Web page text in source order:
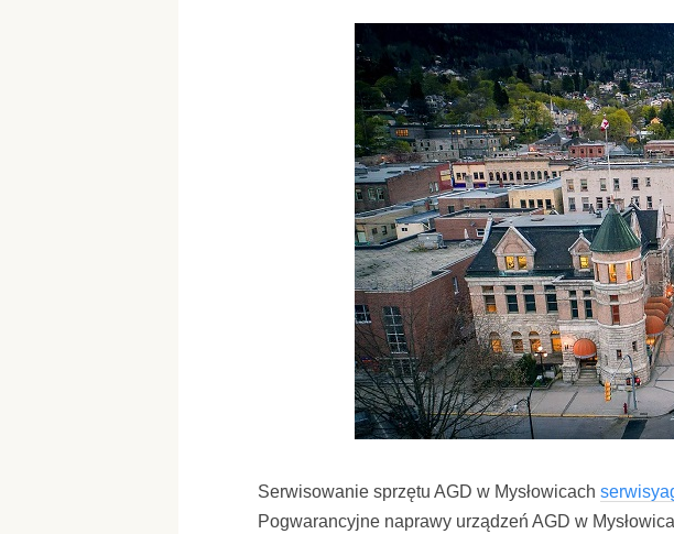
Serwisowanie sprzętu AGD w Mysłowicach
Pogwarancyjne naprawy urządzeń AGD w